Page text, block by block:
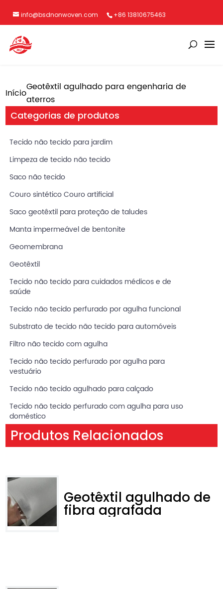
info@bsdnonwoven.com +86 13810675463
InícioGeotêxtil agulhado para engenharia de
aterros
Categorias de produtos
Tecido não tecido para jardim
Limpeza de tecido não tecido
Saco não tecido
Couro sintético Couro artificial
Saco geotêxtil para proteção de taludes
Manta impermeável de bentonite
Geomembrana
Geotêxtil
Tecido não tecido para cuidados médicos e de
saúde
Tecido não tecido perfurado por agulha funcional
Substrato de tecido não tecido para automóveis
Filtro não tecido com agulha
Tecido não tecido perfurado por agulha para
vestuário
Tecido não tecido agulhado para calçado
Tecido não tecido perfurado com agulha para uso
doméstico
Produtos Relacionados
Geotêxtil agulhado de
fibra agrafada